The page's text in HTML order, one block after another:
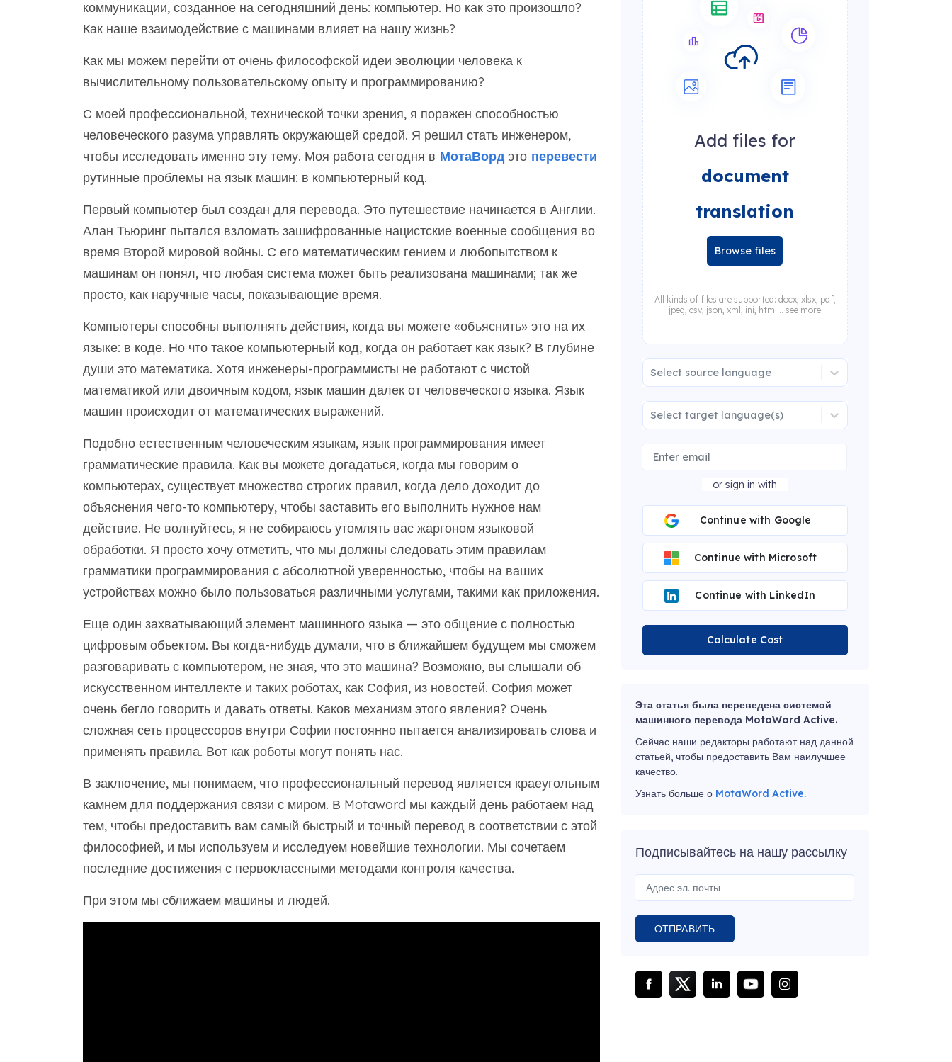
коммуникации, созданное на сегодняшний день: компьютер. Но как это произошло?
Как наше взаимодействие с машинами влияет на нашу жизнь?
Как мы можем перейти от очень философской идеи эволюции человека к
вычислительному пользовательскому опыту и программированию?
С моей профессиональной, технической точки зрения, я поражен способностью
человеческого разума управлять окружающей средой. Я решил стать инженером,
чтобы исследовать именно эту тему. Моя работа сегодня в МотаВордэтоперевести
рутинные проблемы на язык машин: в компьютерный код.
Первый компьютер был создан для перевода. Это путешествие начинается в Англии.
Алан Тьюринг пытался взломать зашифрованные нацистские военные сообщения во
время Второй мировой войны. С его математическим гением и любопытством к
машинам он понял, что любая система может быть реализована машинами; так же
просто, как наручные часы, показывающие время.
Компьютеры способны выполнять действия, когда вы можете «объяснить» это на их
языке: в коде. Но что такое компьютерный код, когда он работает как язык? В глубине
души это математика. Хотя инженеры-программисты не работают с чистой
математикой или двоичным кодом, язык машин далек от человеческого языка. Язык
машин происходит от математических выражений.
Подобно естественным человеческим языкам, язык программирования имеет
грамматические правила. Как вы можете догадаться, когда мы говорим о
компьютерах, существует множество строгих правил, когда дело доходит до
объяснения чего-то компьютеру, чтобы заставить его выполнить нужное нам
действие. Не волнуйтесь, я не собираюсь утомлять вас жаргоном языковой
обработки. Я просто хочу отметить, что мы должны следовать этим правилам
грамматики программирования с абсолютной уверенностью, чтобы на ваших
устройствах можно было пользоваться различными услугами, такими как приложения.
Еще один захватывающий элемент машинного языка — это общение с полностью
цифровым объектом. Вы когда-нибудь думали, что в ближайшем будущем мы сможем
разговаривать с компьютером, не зная, что это машина? Возможно, вы слышали об
искусственном интеллекте и таких роботах, как София, из новостей. София может
очень бегло говорить и давать ответы. Каков механизм этого явления? Очень
сложная сеть процессоров внутри Софии постоянно пытается анализировать слова и
применять правила. Вот как роботы могут понять нас.
В заключение, мы понимаем, что профессиональный перевод является краеугольным
камнем для поддержания связи с миром. В Motaword мы каждый день работаем над
тем, чтобы предоставить вам самый быстрый и точный перевод в соответствии с этой
философией, и мы используем и исследуем новейшие технологии. Мы сочетаем
последние достижения с первоклассными методами контроля качества.
При этом мы сближаем машины и людей.
Add files for
document
translation
Browse files
All kinds of files are supported: docx, xlsx, pdf,
jpeg, csv, json, xml, ini, html... see more
Select source language
Select target language(s)
or sign in with
Continue with Google
Continue with Microsoft
Continue with LinkedIn
Calculate Cost
Эта статья была переведена системой
машинного перевода MotaWord Active.
Сейчас наши редакторы работают над данной
статьей, чтобы предоставить Вам наилучшее
качество.
Узнать больше о MotaWord Active.
Подписывайтесь на нашу рассылку
ОТПРАВИТЬ